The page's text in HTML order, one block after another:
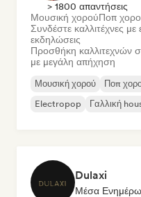
> 1800 απαντήσεις
Μουσική χορούΠοπ
Συνδέστε καλλιτέχνες με
εκδηλώσεις
Προσθήκη καλλιτεχνών
με μεγάλη απήχηση
Μουσική χορού Ποπ
Electropop
Γαλλική
Dulaxi
Μέσα